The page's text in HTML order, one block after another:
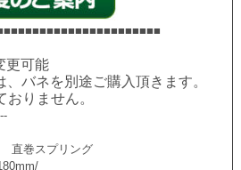
更可能
バネを別途ご購入頂きます。
りません。
直巻スプリング